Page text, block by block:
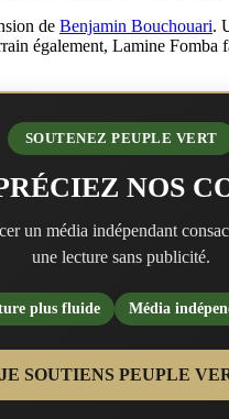
de Benjamin Bouchouari.
également, Lamine Fomba
SOUTENEZ PEUPLE VERT
NOS
un média indépendant
une lecture sans publicité.
plus fluide Média
JE SOUTIENS PEUPLE